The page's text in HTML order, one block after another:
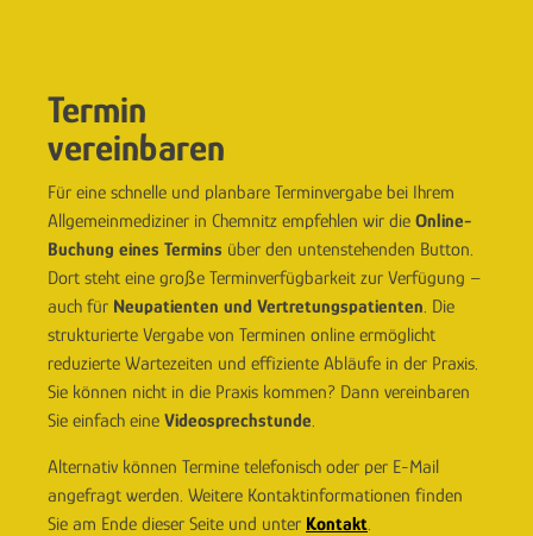
Termin
vereinbaren
Für eine schnelle und planbare Terminvergabe bei Ihrem
Allgemeinmediziner in Chemnitz empfehlen wir die Online-
Buchung eines Termins über den untenstehenden Button.
Dort steht eine große Terminverfügbarkeit zur Verfügung –
auch für Neupatienten und Vertretungspatienten. Die
strukturierte Vergabe von Terminen online ermöglicht
reduzierte Wartezeiten und effiziente Abläufe in der Praxis.
Sie können nicht in die Praxis kommen? Dann vereinbaren
Sie einfach eine Videosprechstunde.
Alternativ können Termine telefonisch oder per E-Mail
angefragt werden. Weitere Kontaktinformationen finden
Sie am Ende dieser Seite und unter Kontakt.